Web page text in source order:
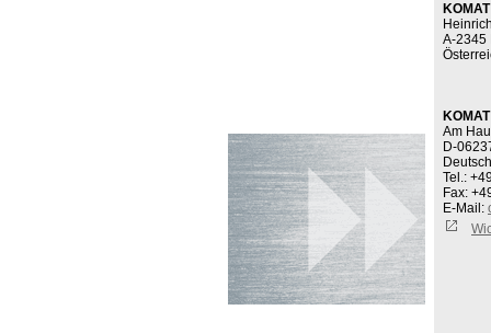
A-2345
Am
D-
Tel.:
Fax:
E-Mail: